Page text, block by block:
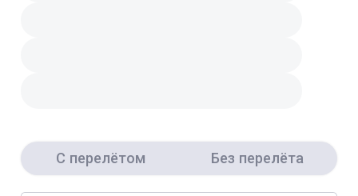
С перелётом Без перелёта